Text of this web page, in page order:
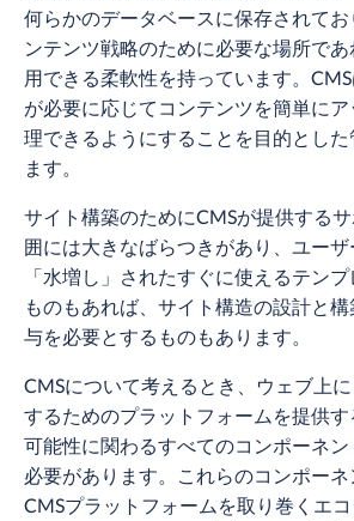
何らかのデータベースに保存されてお
ンテンツ戦略のために必要な場所で
用できる柔軟性を持っています。
が必要に応じてコンテンツを簡単に
理できるようにすることを目的とし
ます。
サイト構築のためにCMSが提供する
囲には大きなばらつきがあり、ユー
「水増し」されたすぐに使えるテン
ものもあれば、サイト構造の設計と
与を必要とするものもあります。
CMSについて考えるとき、ウェブ上
するためのプラットフォームを提供
可能性に関わるすべてのコンポーネ
必要があります。これらのコンポーネ
CMSプラットフォームを取り巻くエ